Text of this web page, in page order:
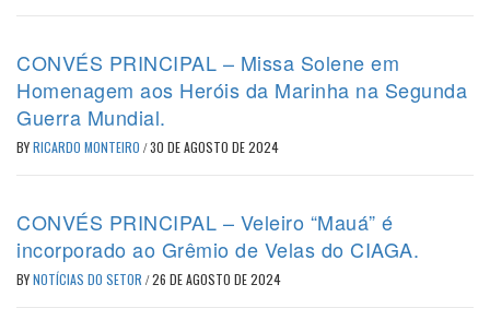
CONVÉS PRINCIPAL – Missa Solene em
Homenagem aos Heróis da Marinha na Segunda
Guerra Mundial.
BYRICARDO MONTEIRO /30 DE AGOSTO DE 2024
CONVÉS PRINCIPAL – Veleiro “Mauá” é
incorporado ao Grêmio de Velas do CIAGA.
BYNOTÍCIAS DO SETOR /26 DE AGOSTO DE 2024